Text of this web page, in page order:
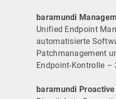
baramundi
Unified Endpoint
automatisierte
Patchmanagement
Endpoint-Kontrolle –
baramundi Proactive